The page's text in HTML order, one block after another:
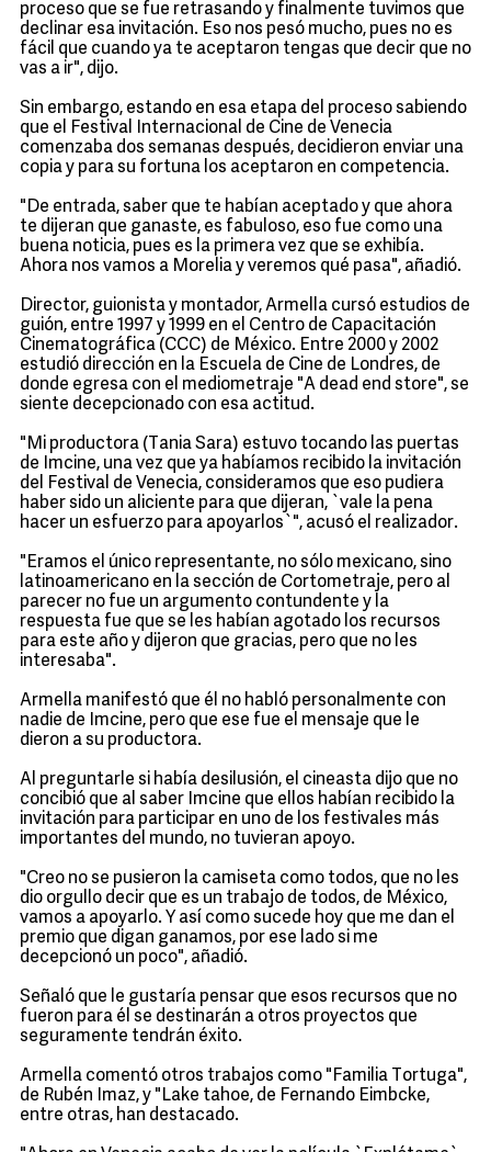
proceso que se fue retrasando y finalmente tuvimos que
declinar esa invitación. Eso nos pesó mucho, pues no es
fácil que cuando ya te aceptaron tengas que decir que no
vas a ir", dijo.
Sin embargo, estando en esa etapa del proceso sabiendo
que el Festival Internacional de Cine de Venecia
comenzaba dos semanas después, decidieron enviar una
copia y para su fortuna los aceptaron en competencia.
"De entrada, saber que te habían aceptado y que ahora
te dijeran que ganaste, es fabuloso, eso fue como una
buena noticia, pues es la primera vez que se exhibía.
Ahora nos vamos a Morelia y veremos qué pasa", añadió.
Director, guionista y montador, Armella cursó estudios de
guión, entre 1997 y 1999 en el Centro de Capacitación
Cinematográfica (CCC) de México. Entre 2000 y 2002
estudió dirección en la Escuela de Cine de Londres, de
donde egresa con el mediometraje "A dead end store", se
siente decepcionado con esa actitud.
"Mi productora (Tania Sara) estuvo tocando las puertas
de Imcine, una vez que ya habíamos recibido la invitación
del Festival de Venecia, consideramos que eso pudiera
haber sido un aliciente para que dijeran, `vale la pena
hacer un esfuerzo para apoyarlos`", acusó el realizador.
"Eramos el único representante, no sólo mexicano, sino
latinoamericano en la sección de Cortometraje, pero al
parecer no fue un argumento contundente y la
respuesta fue que se les habían agotado los recursos
para este año y dijeron que gracias, pero que no les
interesaba".
Armella manifestó que él no habló personalmente con
nadie de Imcine, pero que ese fue el mensaje que le
dieron a su productora.
Al preguntarle si había desilusión, el cineasta dijo que no
concibió que al saber Imcine que ellos habían recibido la
invitación para participar en uno de los festivales más
importantes del mundo, no tuvieran apoyo.
"Creo no se pusieron la camiseta como todos, que no les
dio orgullo decir que es un trabajo de todos, de México,
vamos a apoyarlo. Y así como sucede hoy que me dan el
premio que digan ganamos, por ese lado si me
decepcionó un poco", añadió.
Señaló que le gustaría pensar que esos recursos que no
fueron para él se destinarán a otros proyectos que
seguramente tendrán éxito.
Armella comentó otros trabajos como "Familia Tortuga",
de Rubén Imaz, y "Lake tahoe, de Fernando Eimbcke,
entre otras, han destacado.